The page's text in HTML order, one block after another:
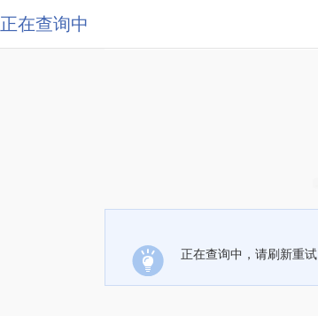
正在查询中
正在查询中，请刷新重试